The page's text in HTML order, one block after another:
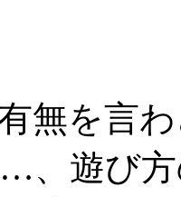
無を言
、遊び